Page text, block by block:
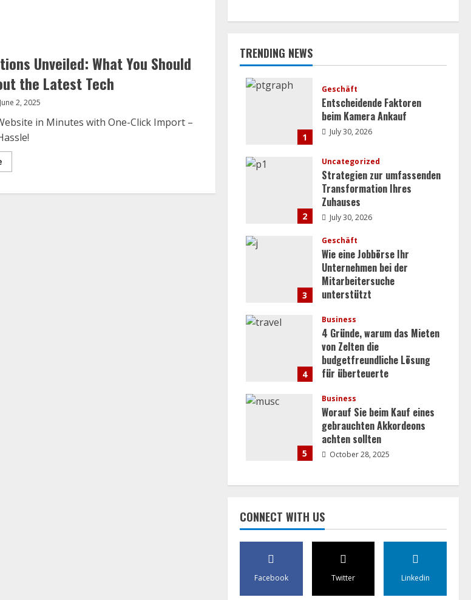
Unveiled: What You Should
the Latest Tech
June 2, 2025
in Minutes with One-Click Import –
Read
more
Innovations
TRENDING NEWS
1
Geschäft
Entscheidende Faktoren
beim Kamera Ankauf
July 30, 2026
2
Uncategorized
Strategien zur umfassenden
Transformation Ihres
Zuhauses
July 30, 2026
3
Geschäft
Wie eine Jobbörse Ihr
Unternehmen bei der
Mitarbeitersuche
unterstützt
4
Business
4 Gründe, warum das Mieten
von Zelten die
budgetfreundliche Lösung
für überteuerte
October 28, 2025
5
Business
Worauf Sie beim Kauf eines
gebrauchten Akkordeons
achten sollten
October 28, 2025
CONNECT WITH US
Facebook Twitter Linkedin